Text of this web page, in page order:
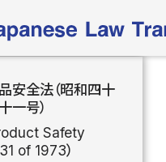
安全法（昭和四十
一号）
Safety
of 1973）